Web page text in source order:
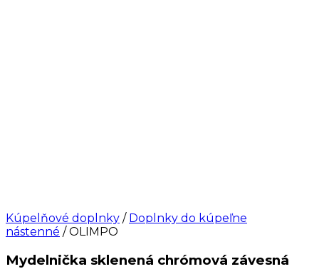
Kúpelňové doplnky / Doplnky do kúpeľne
nástenné / OLIMPO
Mydelnička sklenená chrómová závesná